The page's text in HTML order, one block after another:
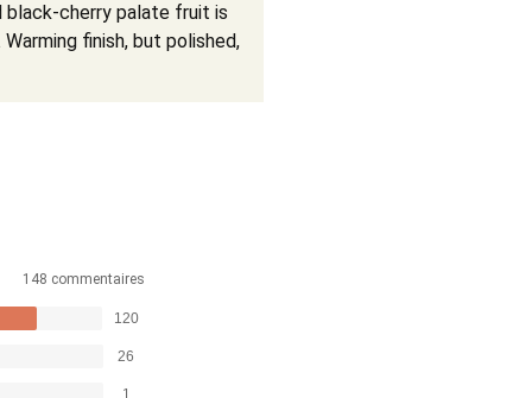
black-cherry palate fruit is
finish, but polished,
148 commentaires
120
26
1